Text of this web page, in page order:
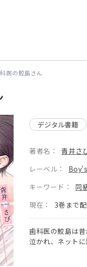
医の鮫島さん
デジタル書籍
著者名：
青井さ
レーベル：
キーワード：
同
現在：
3巻まで
歯科医の鮫島は
泣かれ、ネット
ート屋のイケメ
こっそり店を覗